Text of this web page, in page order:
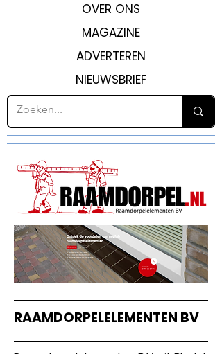
OVER ONS
MAGAZINE
ADVERTEREN
NIEUWSBRIEF
RAAMDORPELELEMENTEN BV